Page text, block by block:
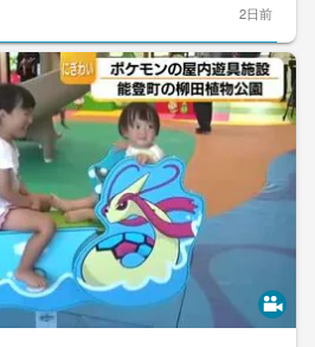
2日前